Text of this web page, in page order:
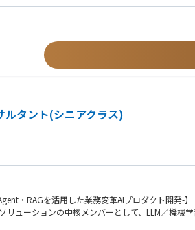
がら、成長とキャリアアップの機会を提供するこ
じたプロジェクトに配属されます。
レンスやセミナーにも参加する機会があります。
ップ
ェクトリーダーとしての役割を担うことが期待され
ェクトの進行管理を行い、リーダーシップスキルを
を進むか、マネジメント職を目指すか、キャリア
、個々の目標や希望に応じたキャリアプランを策定
得し、銀行のイノベーションに貢献します。
構築・運用経験
チャの設計・実装経験
タント(シニアクラス)
・RAGを活用した業務変革AIプロダクト開発-】
リューションの中核メンバーとして、LLM／機械